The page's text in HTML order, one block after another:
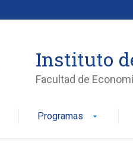
Instituto
Facultad de
Programas arrow_drop_down